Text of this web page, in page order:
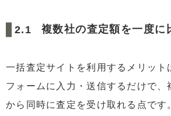
複数社の査定額を一度に
一括査定サイトを利用するメリット
フォームに入力・送信するだけで、
から同時に査定を受け取れる点です